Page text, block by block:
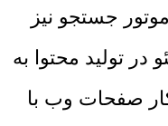
جستجو نیز
تولید محتوا به
صفحات وب با